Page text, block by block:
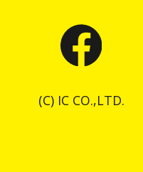
(C) IC CO.,LTD.